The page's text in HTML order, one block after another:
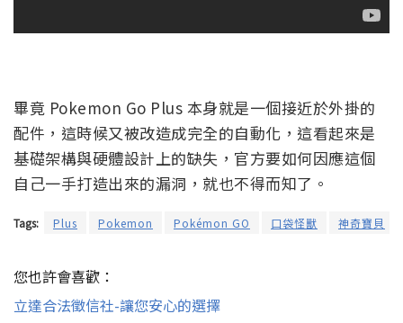
畢竟 Pokemon Go Plus 本身就是一個接近於外掛的
配件，這時候又被改造成完全的自動化，這看起來是
基礎架構與硬體設計上的缺失，官方要如何因應這個
自己一手打造出來的漏洞，就也不得而知了。
Tags: Plus Pokemon Pokémon GO 口袋怪獸 神奇寶貝
您也許會喜歡：
立達合法徵信社-讓您安心的選擇